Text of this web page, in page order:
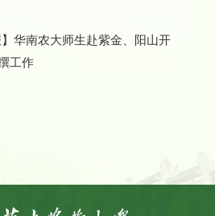
】华南农大师生赴紫金、阳山开
工作